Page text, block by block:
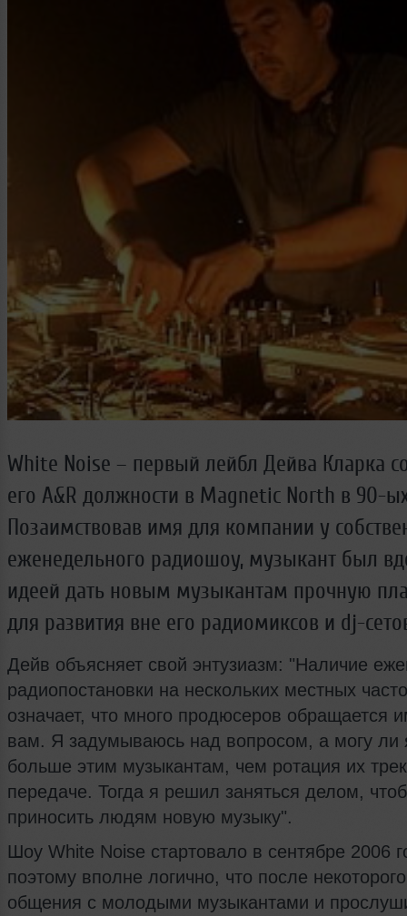
White Noise – первый лейбл Дейва Кларка
его A&R должности в Magnetic North в 90-
Позаимствовав имя для компании у
еженедельного радиошоу, музыкант был
идеей дать новым музыкантам прочную
для развития вне его радиомиксов и dj-
Дейв объясняет свой энтузиазм: "Наличие
радиопостановки на нескольких местных
означает, что много продюсеров обращается
вам. Я задумываюсь над вопросом, а могу ли
больше этим музыкантам, чем ротация их
передаче. Тогда я решил заняться делом,
приносить людям новую музыку".
Шоу White Noise стартовало в сентябре 2006
поэтому вполне логично, что после
общения с молодыми музыкантами и